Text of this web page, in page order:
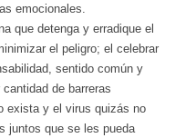
emocionales.
que detenga y erradique el
el peligro; el celebrar
sentido común y
de barreras
exista y el virus quizás no
juntos que se les pueda